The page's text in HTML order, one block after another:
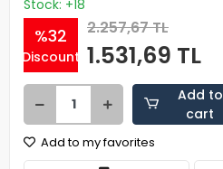
Stock: +18
%32
Discount
2.257,67 TL
1.531,69 TL
Add to
cart
Add to my favorites